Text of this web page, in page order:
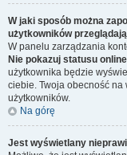
W jaki sposób można
użytkowników
W panelu zarządzania
Nie pokazuj statusu online
użytkownika będzie
ciebie. Twoja obecność
użytkowników.
Na górę
Jest wyświetlany